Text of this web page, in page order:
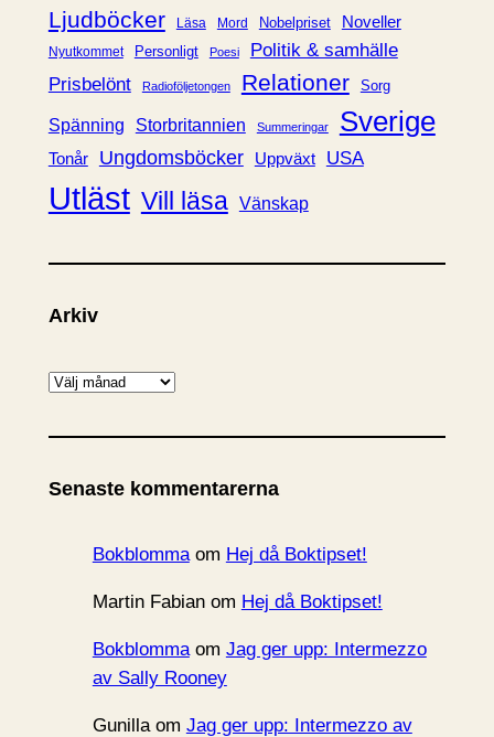
Ljudböcker
Läsa Mord Nobelpriset Noveller
Nyutkommet Personligt Poesi
Politik & samhälle
Prisbelönt
Radioföljetongen Relationer Sorg
Spänning Storbritannien Summeringar Sverige
Tonår Ungdomsböcker Uppväxt USA
Utläst Vill läsa Vänskap
Arkiv
A
k
v
Senaste kommentarerna
Bokblommaom Hej då Boktipset!
Martin Fabianom Hej då Boktipset!
Bokblommaom Jag ger upp: Intermezzo
av Sally Rooney
Gunillaom Jag ger upp: Intermezzo av